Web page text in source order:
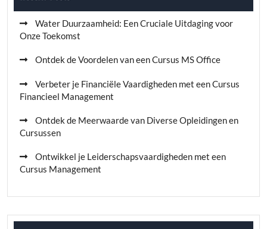
Water Duurzaamheid: Een Cruciale Uitdaging voor
Onze Toekomst
Ontdek de Voordelen van een Cursus MS Office
Verbeter je Financiële Vaardigheden met een Cursus
Financieel Management
Ontdek de Meerwaarde van Diverse Opleidingen en
Cursussen
Ontwikkel je Leiderschapsvaardigheden met een
Cursus Management